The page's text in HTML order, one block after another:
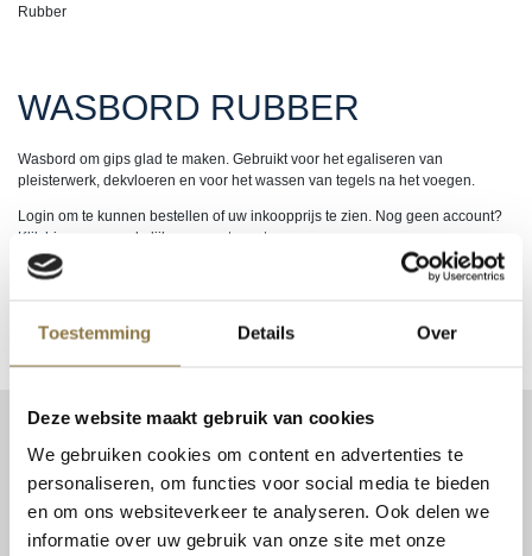
Toestemming Details Over
Deze website maakt gebruik van cookies
We gebruiken cookies om content en advertenties te
personaliseren, om functies voor social media te bieden
en om ons websiteverkeer te analyseren. Ook delen we
informatie over uw gebruik van onze site met onze
Rubber
WASBORD RUBBER
Wasbord om gips glad te maken. Gebruikt voor het egaliseren van
pleisterwerk, dekvloeren en voor het wassen van tegels na het voegen.
Login om te kunnen bestellen of uw inkoopprijs te zien. Nog geen account?
Klik hier
om uw zakelijke account aan te vragen.
Patent Niveau BV
3953 HA Maarsbergen